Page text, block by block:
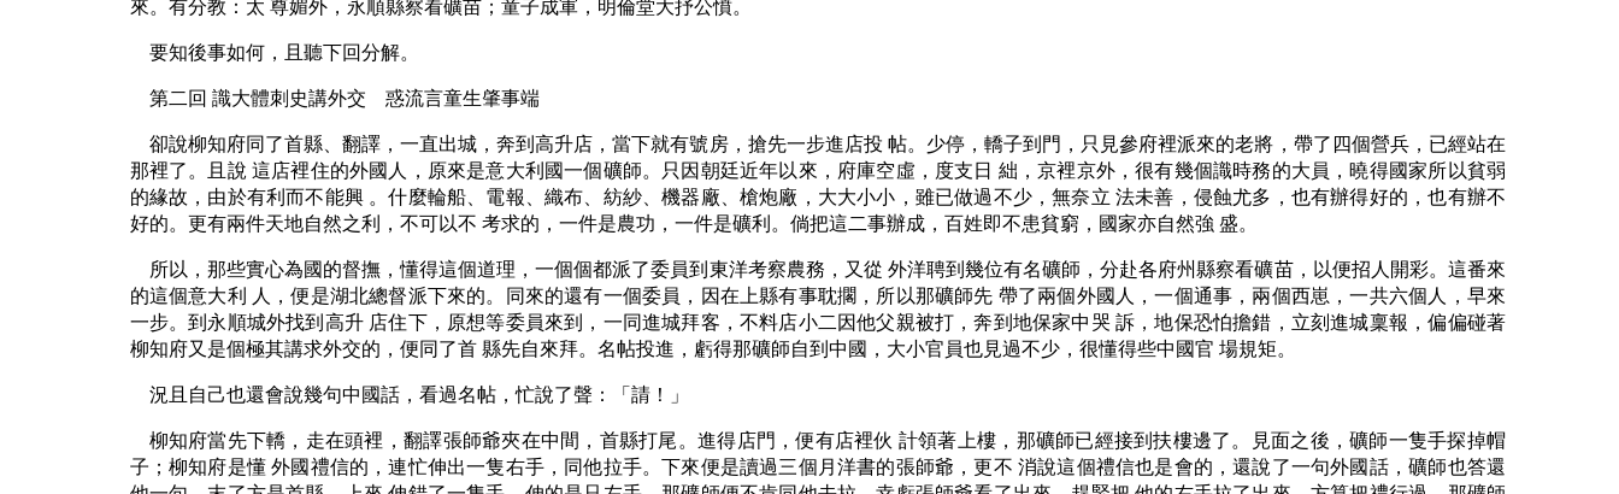
來。有分教：太 尊媚外，永順縣察看礦苗；童子成軍，明倫堂大抒公憤。
要知後事如何，且聽下回分解。
第二回 識大體刺史講外交 惑流言童生肇事端
卻說柳知府同了首縣、翻譯，一直出城，奔到高升店，當下就有號房，搶先一步進店投 帖。少停，轎子到門，只見參府裡派來的老將，帶了四個營兵，已經站在
那裡了。且說 這店裡住的外國人，原來是意大利國一個礦師。只因朝廷近年以來，府庫空虛，度支日 絀，京裡京外，很有幾個識時務的大員，曉得國家所以貧弱
的緣故，由於有利而不能興 。什麼輪船、電報、織布、紡紗、機器廠、槍炮廠，大大小小，雖已做過不少，無奈立 法未善，侵蝕尤多，也有辦得好的，也有辦不
好的。更有兩件天地自然之利，不可以不 考求的，一件是農功，一件是礦利。倘把這二事辦成，百姓即不患貧窮，國家亦自然強 盛。
所以，那些實心為國的督撫，懂得這個道理，一個個都派了委員到東洋考察農務，又從 外洋聘到幾位有名礦師，分赴各府州縣察看礦苗，以便招人開彩。這番來
的這個意大利 人，便是湖北總督派下來的。同來的還有一個委員，因在上縣有事耽擱，所以那礦師先 帶了兩個外國人，一個通事，兩個西崽，一共六個人，早來
一步。到永順城外找到高升 店住下，原想等委員來到，一同進城拜客，不料店小二因他父親被打，奔到地保家中哭 訴，地保恐怕擔錯，立刻進城稟報，偏偏碰著
柳知府又是個極其講求外交的，便同了首 縣先自來拜。名帖投進，虧得那礦師自到中國，大小官員也見過不少，很懂得些中國官 場規矩。
況且自己也還會說幾句中國話，看過名帖，忙說了聲：「請！」
柳知府當先下轎，走在頭裡，翻譯張師爺夾在中間，首縣打尾。進得店門，便有店裡伙 計領著上樓，那礦師已經接到扶樓邊了。見面之後，礦師一隻手探掉帽
子；柳知府是懂 外國禮信的，連忙伸出一隻右手，同他拉手。下來便是讀過三個月洋書的張師爺，更不 消說這個禮信也是會的，還說了一句外國話，礦師也答還